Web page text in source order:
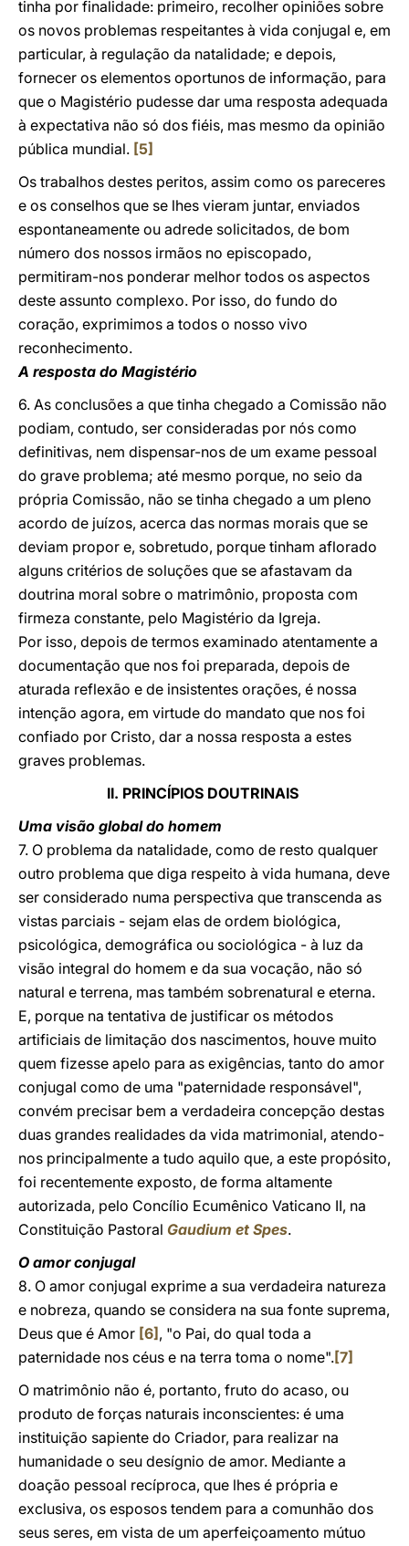
tinha por finalidade: primeiro, recolher opiniões sobre
os novos problemas respeitantes à vida conjugal e, em
particular, à regulação da natalidade; e depois,
fornecer os elementos oportunos de informação, para
que o Magistério pudesse dar uma resposta adequada
à expectativa não só dos fiéis, mas mesmo da opinião
pública mundial. [5]
Os trabalhos destes peritos, assim como os pareceres
e os conselhos que se lhes vieram juntar, enviados
espontaneamente ou adrede solicitados, de bom
número dos nossos irmãos no episcopado,
permitiram-nos ponderar melhor todos os aspectos
deste assunto complexo. Por isso, do fundo do
coração, exprimimos a todos o nosso vivo
reconhecimento.
A resposta do Magistério
6. As conclusões a que tinha chegado a Comissão não
podiam, contudo, ser consideradas por nós como
definitivas, nem dispensar-nos de um exame pessoal
do grave problema; até mesmo porque, no seio da
própria Comissão, não se tinha chegado a um pleno
acordo de juízos, acerca das normas morais que se
deviam propor e, sobretudo, porque tinham aflorado
alguns critérios de soluções que se afastavam da
doutrina moral sobre o matrimônio, proposta com
firmeza constante, pelo Magistério da Igreja.
Por isso, depois de termos examinado atentamente a
documentação que nos foi preparada, depois de
aturada reflexão e de insistentes orações, é nossa
intenção agora, em virtude do mandato que nos foi
confiado por Cristo, dar a nossa resposta a estes
graves problemas.
II. PRINCÍPIOS DOUTRINAIS
Uma visão global do homem
7. O problema da natalidade, como de resto qualquer
outro problema que diga respeito à vida humana, deve
ser considerado numa perspectiva que transcenda as
vistas parciais - sejam elas de ordem biológica,
psicológica, demográfica ou sociológica - à luz da
visão integral do homem e da sua vocação, não só
natural e terrena, mas também sobrenatural e eterna.
E, porque na tentativa de justificar os métodos
artificiais de limitação dos nascimentos, houve muito
quem fizesse apelo para as exigências, tanto do amor
conjugal como de uma "paternidade responsável",
convém precisar bem a verdadeira concepção destas
duas grandes realidades da vida matrimonial, atendo-
nos principalmente a tudo aquilo que, a este propósito,
foi recentemente exposto, de forma altamente
autorizada, pelo Concílio Ecumênico Vaticano II, na
Constituição Pastoral Gaudium et Spes.
O amor conjugal
8. O amor conjugal exprime a sua verdadeira natureza
e nobreza, quando se considera na sua fonte suprema,
Deus que é Amor [6] , "o Pai, do qual toda a
paternidade nos céus e na terra toma o nome".[7]
O matrimônio não é, portanto, fruto do acaso, ou
produto de forças naturais inconscientes: é uma
instituição sapiente do Criador, para realizar na
humanidade o seu desígnio de amor. Mediante a
doação pessoal recíproca, que lhes é própria e
exclusiva, os esposos tendem para a comunhão dos
seus seres, em vista de um aperfeiçoamento mútuo